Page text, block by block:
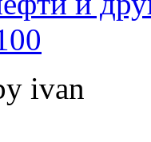
ivan